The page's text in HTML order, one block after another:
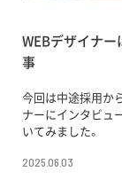
WEBデザイナ
事
今回は中途採用か
ナーにインタビュ
いてみました。
2025.06.03